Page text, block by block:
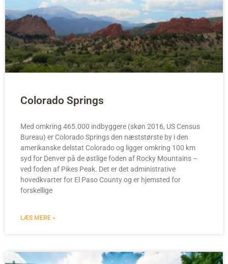
Colorado Springs
Med omkring 465.000 indbyggere (skøn 2016, US Census
Bureau) er Colorado Springs den næststørste by i den
amerikanske delstat Colorado og ligger omkring 100 km
syd for Denver på de østlige foden af Rocky Mountains –
ved foden af Pikes Peak. Det er det administrative
hovedkvarter for El Paso County og er hjemsted for
forskellige
LÆS MERE »